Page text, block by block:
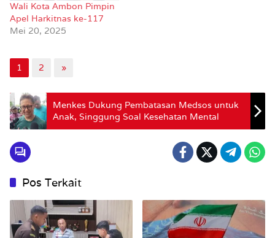
Wali Kota Ambon Pimpin
Apel Harkitnas ke-117
Mei 20, 2025
1 2 »
Menkes Dukung Pembatasan Medsos untuk
Anak, Singgung Soal Kesehatan Mental
Pos Terkait